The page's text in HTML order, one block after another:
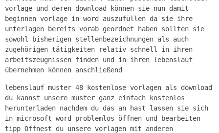
vorlage und deren download können sie nun damit
beginnen vorlage in word auszufüllen da sie ihre
unterlagen bereits vorab geordnet haben sollten sie
sowohl bisherigen stellenbezeichnungen als auch
zugehörigen tätigkeiten relativ schnell in ihren
arbeitszeugnissen finden und in ihren lebenslauf
übernehmen können anschließend
lebenslauf muster 48 kostenlose vorlagen als download
du kannst unsere muster ganz einfach kostenlos
herunterladen nachdem du das an hast lassen sie sich
in microsoft word problemlos öffnen und bearbeiten
tipp Öffnest du unsere vorlagen mit anderen